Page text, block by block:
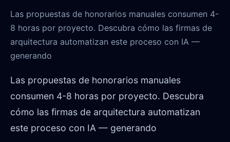
Las propuestas de honorarios manuales consumen 4-
8 horas por proyecto. Descubra cómo las firmas de
arquitectura automatizan este proceso con IA —
generando
Las propuestas de honorarios manuales
consumen 4-8 horas por proyecto. Descubra
cómo las firmas de arquitectura automatizan
este proceso con IA — generando